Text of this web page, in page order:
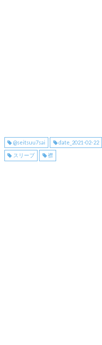
@seitsuu7sai date_2021-02-22
スリーブ 襟